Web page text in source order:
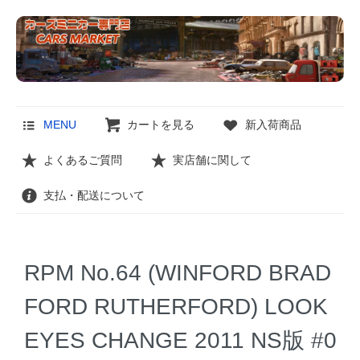
MENU カートを見る 新入荷商品
よくあるご質問 実店舗に関して
支払・配送について
RPM No.64 (WINFORD BRAD
FORD RUTHERFORD) LOOK
EYES CHANGE 2011 NS版 #0